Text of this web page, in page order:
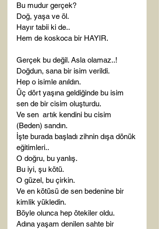
Bu mudur gerçek?
Doğ, yaşa ve öl.
Hayır tabii ki de..
Hem de koskoca bir HAYIR.
Gerçek bu değil. Asla olamaz..!
Doğdun, sana bir isim verildi.
Hep o isimle anıldın.
Üç dört yaşına geldiğinde bu isim
sen de bir cisim oluşturdu.
Ve sen  artık kendini bu cisim
(Beden) sandın.
İşte burada başladı zihnin dışa dönük
eğitimleri..
O doğru, bu yanlış.
Bu iyi, şu kötü.
O güzel, bu çirkin.
Ve en kötüsü de sen bedenine bir
kimlik yükledin.
Böyle olunca hep ötekiler oldu.
Adına yaşam denilen sahte bir